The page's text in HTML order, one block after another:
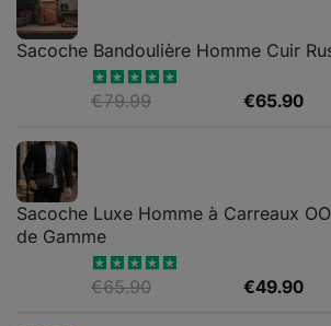
Sacoche Bandoulière Homme Cuir
Note4.88
€79.99 €65.90Le
Sacoche Luxe Homme à Carreaux
de Gamme
Note4.82
€65.90 €49.90Le